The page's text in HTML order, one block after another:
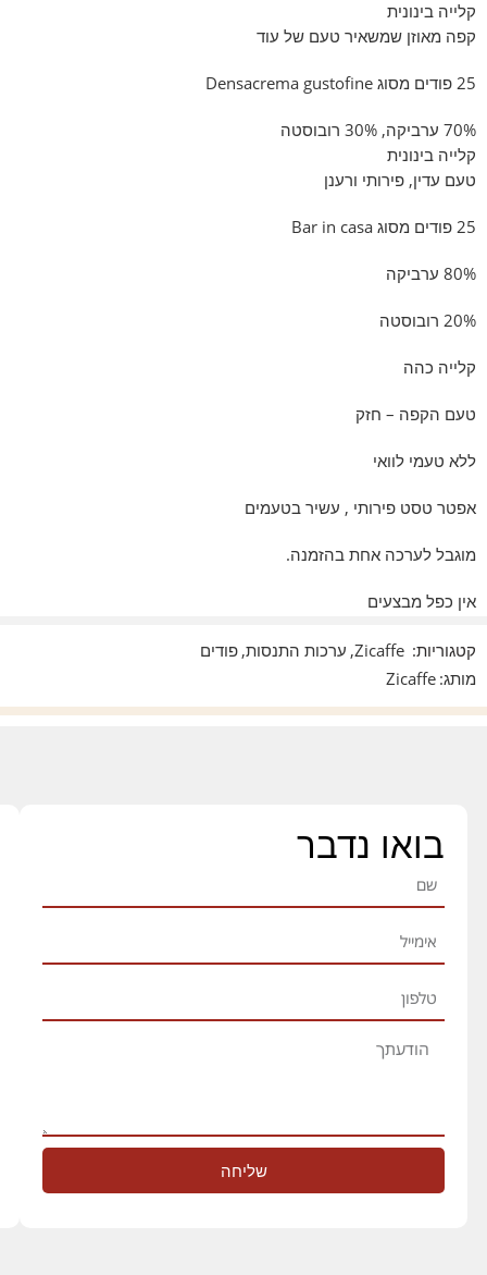
קלייה בינונית
קפה מאוזן שמשאיר טעם של עוד
25 פודים מסוג Densacrema gustofine
70% ערביקה, 30% רובוסטה
קלייה בינונית
טעם עדין, פירותי ורענן
25 פודים מסוג Bar in casa
80% ערביקה
20% רובוסטה
קלייה כהה
טעם הקפה – חזק
ללא טעמי לוואי
אפטר טסט פירותי , עשיר בטעמים
מוגבל לערכה אחת בהזמנה.
אין כפל מבצעים
קטגוריות: Zicaffe
, ערכות התנסות, פודים
מותג: Zicaffe
בואו נדבר
שליחה